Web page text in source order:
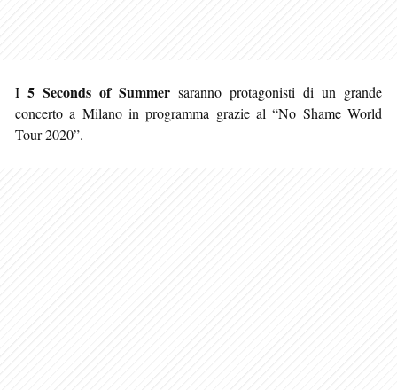
I 5 Seconds of Summer saranno protagonisti di un grande
concerto a Milano in programma grazie al “No Shame World
Tour 2020”.